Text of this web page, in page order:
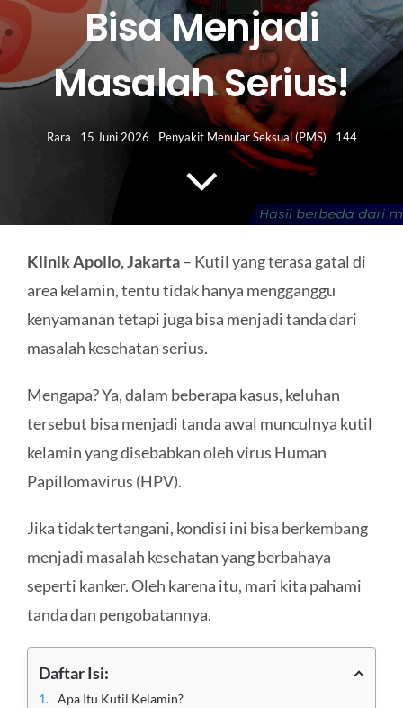
HUBUNGI KAMI
Search
Bisa Menjadi
Masalah Serius!
Rara 15 Juni 2026 Penyakit Menular Seksual (PMS) 144
Klinik Apollo, Jakarta– Kutil yang terasa gatal di
area kelamin, tentu tidak hanya mengganggu
kenyamanan tetapi juga bisa menjadi tanda dari
masalah kesehatan serius.
Mengapa? Ya, dalam beberapa kasus, keluhan
tersebut bisa menjadi tanda awal munculnya kutil
kelamin yang disebabkan oleh virus Human
Papillomavirus (HPV).
Jika tidak tertangani, kondisi ini bisa berkembang
menjadi masalah kesehatan yang berbahaya
seperti kanker. Oleh karena itu, mari kita pahami
tanda dan pengobatannya.
Daftar Isi:
Apa Itu Kutil Kelamin?